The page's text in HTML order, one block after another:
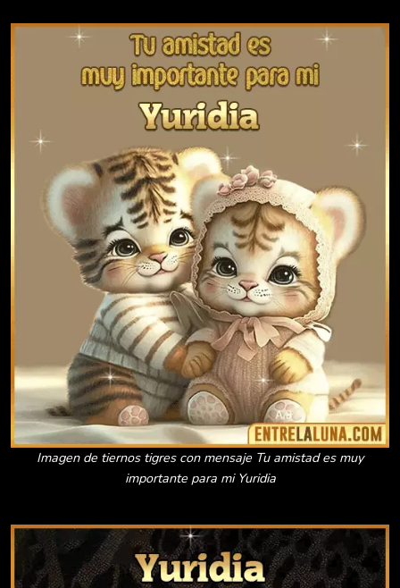
Imagen de tiernos tigres con mensaje Tu amistad es muy
importante para mi Yuridia